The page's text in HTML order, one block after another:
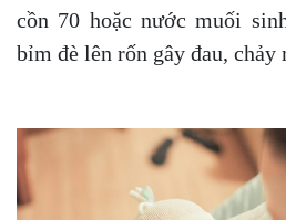
cồn 70 hoặc nước muối
bỉm đè lên rốn gây đau, chảy